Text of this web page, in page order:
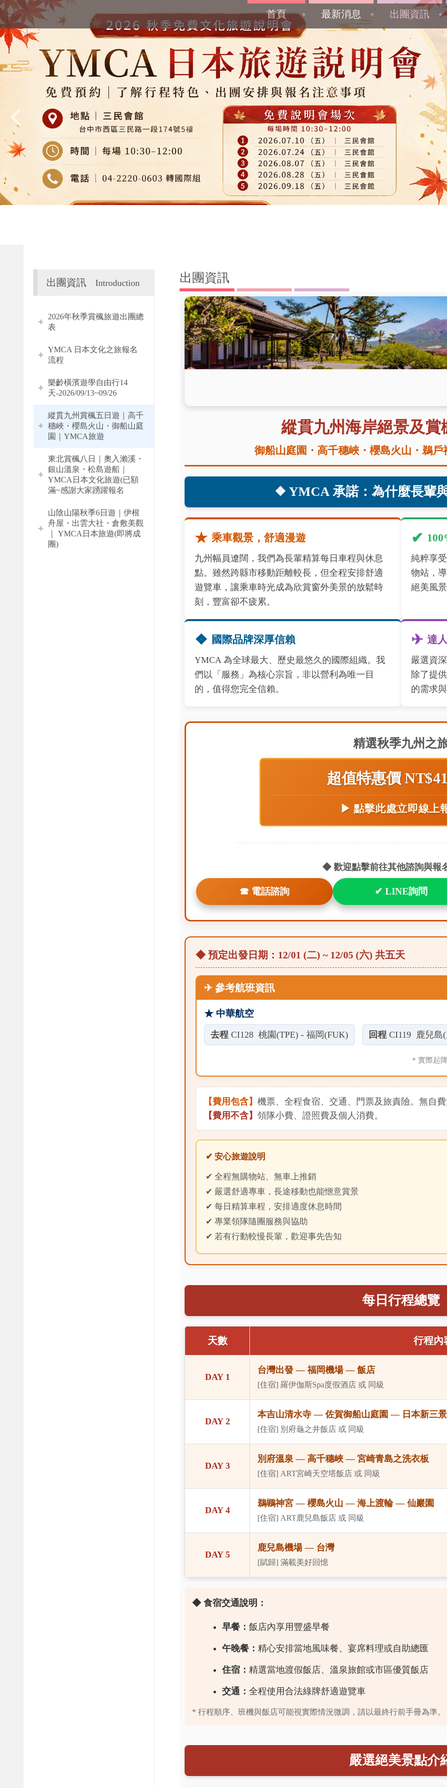
首頁 最新消息 出團資訊
出團資訊 Introduction
2026年秋季賞楓旅遊出團總
表
YMCA 日本文化之旅報名
流程
樂齡橫濱遊學自由行14
天-2026/09/13~09/26
縱貫九州賞楓五日遊｜高千
穗峽・櫻島火山・御船山庭
園｜YMCA旅遊
東北賞楓八日｜奧入瀨溪・
銀山溫泉・松島遊船｜
YMCA日本文化旅遊(已額
滿~感謝大家踴躍報名
山陰山陽秋季6日遊｜伊根
舟屋・出雲大社・倉敷美觀
｜ YMCA日本旅遊(即將成
團)
出團資訊
縱貫九州海岸絕景及賞
御船山庭園・高千穗峽・櫻島火山・鵜
❖ YMCA 承諾：為什麼長輩
★ 乘車觀景，舒適漫遊
九州幅員遼闊，我們為長輩精算每日車程與休息
點。雖然跨縣市移動距離較長，但全程安排舒適
遊覽車，讓乘車時光成為欣賞窗外美景的放鬆時
刻，豐富卻不疲累。
✔
純粹享
物站，
絕美風
❖ 國際品牌深厚信賴
YMCA 為全球最大、歷史最悠久的國際組織。我
們以「服務」為核心宗旨，非以營利為唯一目
的，值得您完全信賴。
✈ 達
嚴選資
除了提
的需求
精選秋季九州之
超值特惠價
▶ 點擊此處立即線上
◆ 歡迎點擊前往其他諮詢與報
☎ 電話諮詢 ✔ LINE詢問
◆ 預定出發日期：12/01 (二) ~ 12/05 (六) 共五天
✈ 參考航班資訊
★ 中華航空
去程 CI128 桃園(TPE) - 福岡(FUK) 回程 CI119 鹿兒島
* 實際起
【費用包含】 機票、全程食宿、交通、門票及旅責險。無自
【費用不含】 領隊小費、證照費及個人消費。
✔ 安心旅遊說明
✔ 全程無購物站、無車上推銷
✔ 嚴選舒適專車，長途移動也能愜意賞景
✔ 每日精算車程，安排適度休息時間
✔ 專業領隊隨團服務與協助
✔ 若有行動較慢長輩，歡迎事先告知
每日行程總覽
天數 行程內
DAY 1
台灣出發 — 福岡機場 — 飯店
[住宿] 羅伊伽斯Spa度假酒店 或 同級
DAY 2
本吉山清水寺 — 佐賀御船山庭園 — 日本新三
[住宿] 別府龜之井飯店 或 同級
DAY 3
別府溫泉 — 高千穗峽 — 宮崎青島之洗衣板
[住宿] ART宮崎天空塔飯店 或 同級
DAY 4
鵜鶘神宮 — 櫻島火山 — 海上渡輪 — 仙巖園
[住宿] ART鹿兒島飯店 或 同級
DAY 5
鹿兒島機場 — 台灣
[賦歸] 滿載美好回憶
◆ 食宿交通說明：
早餐： 飯店內享用豐盛早餐
午晚餐： 精心安排當地風味餐、宴席料理或自助總匯
住宿： 精選當地渡假飯店、溫泉旅館或市區優質飯店
交通： 全程使用合法綠牌舒適遊覽車
* 行程順序、班機與飯店可能視實際情況微調，請以最終行前手冊為準。
嚴選絕美景點介